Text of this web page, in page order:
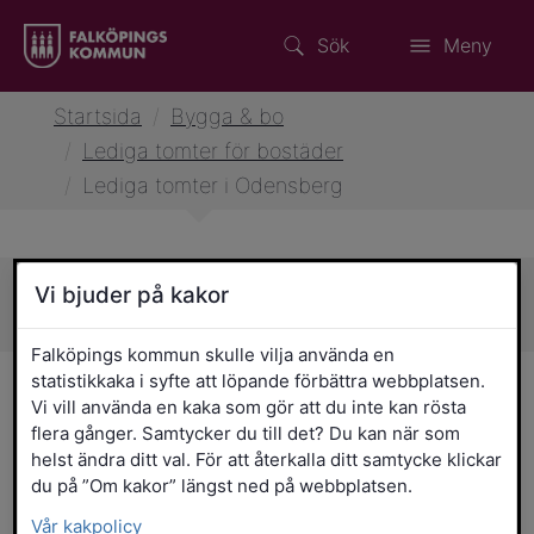
Sök Meny
Startsida
Bygga & bo
Lediga tomter för bostäder
Lediga tomter i Odensberg
Sidans innehåll
Lediga tomter i Odensberg
Välkommen till Odensberg här bor du
lugnt och naturnära. Samhället är beläget
cirka 6 km sydväst om Falköping vid
Vi bjuder på kakor
Falköpings kommun skulle vilja använda en
statistikkaka i syfte att löpande förbättra webbplatsen.
Vi vill använda en kaka som gör att du inte kan rösta
flera gånger. Samtycker du till det? Du kan när som
helst ändra ditt val. För att återkalla ditt samtycke klickar
du på ”Om kakor” längst ned på webbplatsen.
Vår kakpolicy